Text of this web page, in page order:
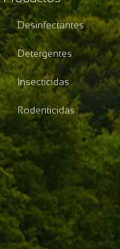
Desinfectantes
Detergentes
Insecticidas
Rodenticidas